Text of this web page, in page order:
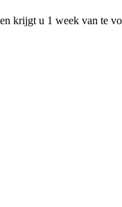
krijgt u 1 week van te